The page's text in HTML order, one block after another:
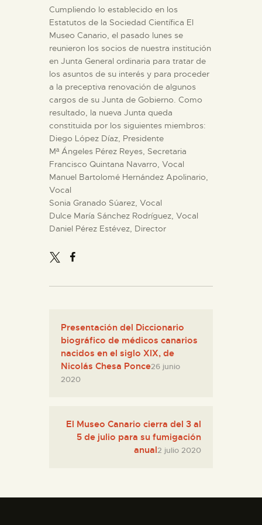
ESPAÑOL
PREPARAR LA VISITA
ACTIVIDADES
█
EL MUSEO
COLECCIONES
Cumpliendo lo establecido en los
Estatutos de la Sociedad Científica El
Museo Canario, el pasado lunes se
reunieron los socios de nuestra institución
en Junta General ordinaria para tratar de
los asuntos de su interés y para proceder
a la preceptiva renovación de algunos
cargos de su Junta de Gobierno. Como
resultado, la nueva Junta queda
constituida por los siguientes miembros:
Diego López Díaz, Presidente
Mª Ángeles Pérez Reyes, Secretaria
Francisco Quintana Navarro, Vocal
Manuel Bartolomé Hernández Apolinario,
Vocal
Sonia Granado Súarez, Vocal
Dulce María Sánchez Rodríguez, Vocal
Daniel Pérez Estévez, Director
Presentación del Diccionario
biográfico de médicos canarios
nacidos en el siglo XIX, de
Nicolás Chesa Ponce26 junio
2020
El Museo Canario cierra del 3 al
5 de julio para su fumigación
anual2 julio 2020